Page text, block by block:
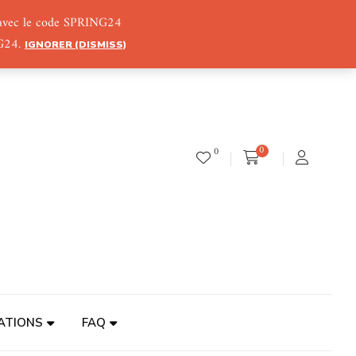
le code SPRING24
IGNORER (DISMISS)
0 0
FAQ